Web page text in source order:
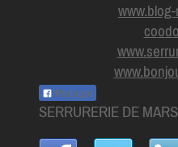
Partager
SERRURERIE DE